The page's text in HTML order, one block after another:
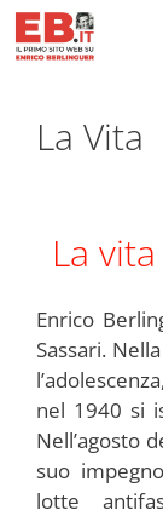
Vai
La Vita
La
Enrico
Sassari.
nel 1940 si
Nell’agosto
suo
lotte